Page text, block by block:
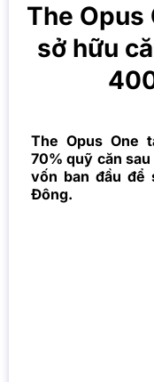
The Opus
sở hữu
The Opus One
70% quỹ căn
vốn ban đầu để
Đông.